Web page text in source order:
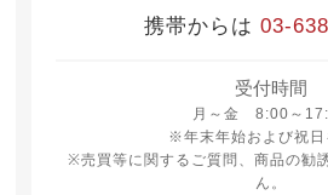
携帯からは 03-
受付時間
月～金 8:00～
月曜日から金曜日 8時
※年末年始および祝日
※売買等に関するご質問、商品の勧
ん。